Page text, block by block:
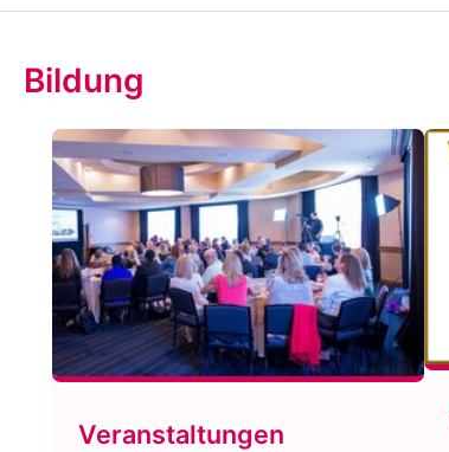
Bildung
Veranstaltungen